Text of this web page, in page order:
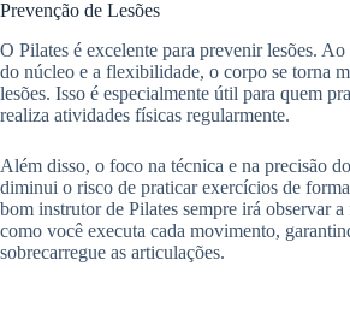
Prevenção de Lesões
O Pilates é excelente para prevenir lesões.
do núcleo e a flexibilidade, o corpo se torna
lesões. Isso é especialmente útil para quem
realiza atividades físicas regularmente.
Além disso, o foco na técnica e na precisão
diminui o risco de praticar exercícios de
bom instrutor de Pilates sempre irá observar a
como você executa cada movimento,
sobrecarregue as articulações.